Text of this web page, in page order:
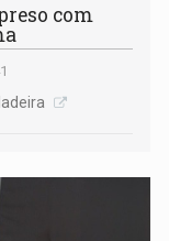
com